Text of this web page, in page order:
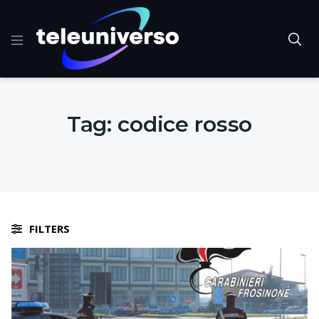
Tag: codice rosso
FILTERS